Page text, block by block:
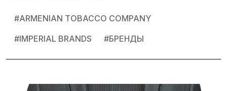
#ARMENIAN TOBACCO COMPANY
#IMPERIAL BRANDS #БРЕНДЫ